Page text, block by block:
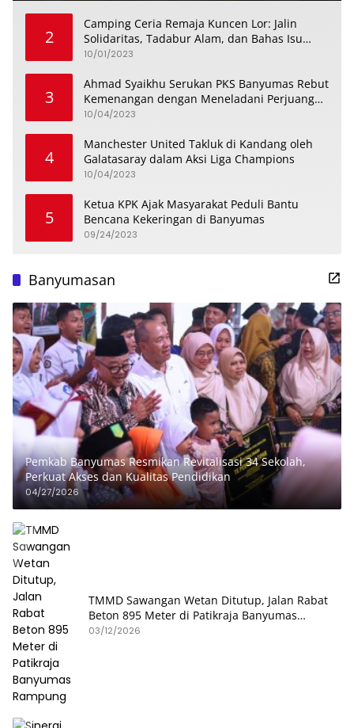
2
Camping Ceria Remaja Kuncen Lor: Jalin
Solidaritas, Tadabur Alam, dan Bahas Isu
Keremajaan
10/01/2023
3
Ahmad Syaikhu Serukan PKS Banyumas Rebut
Kemenangan dengan Meneladani Perjuangan
Soedirman
10/04/2023
4
Manchester United Takluk di Kandang oleh
Galatasaray dalam Aksi Liga Champions
10/04/2023
5
Ketua KPK Ajak Masyarakat Peduli Bantu
Bencana Kekeringan di Banyumas
09/24/2023
Banyumasan
Pemkab Banyumas Resmikan Revitalisasi 34 Sekolah,
Perkuat Akses dan Kualitas Pendidikan
04/27/2026
TMMD Sawangan Wetan Ditutup, Jalan Rabat
Beton 895 Meter di Patikraja Banyumas
Rampung
03/12/2026